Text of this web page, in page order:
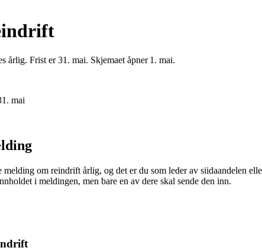
årlig. Frist er 31. mai. Skjemaet åpner 1. mai.
mai
om reindrift årlig, og det er du som leder av siidaandelen
i meldingen, men bare en av dere skal sende den inn.